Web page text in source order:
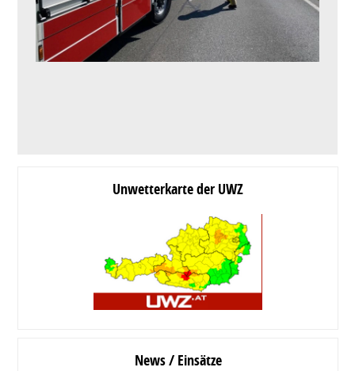
Unwetterkarte der UWZ
News / Einsätze